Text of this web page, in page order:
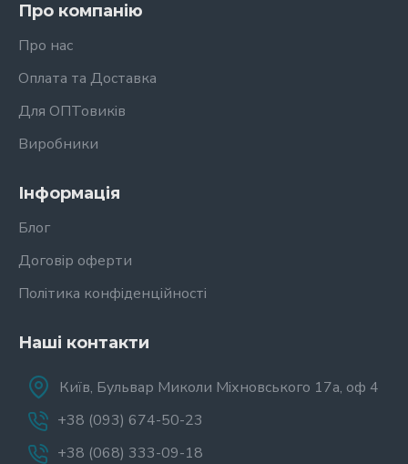
Про компанію
Про нас
Оплата та Доставка
Для ОПТовиків
Виробники
Інформація
Блог
Договір оферти
Політика конфіденційності
Наші контакти
Київ, Бульвар Миколи Міхновського 17а, оф 4
+38 (093) 674-50-23
+38 (068) 333-09-18